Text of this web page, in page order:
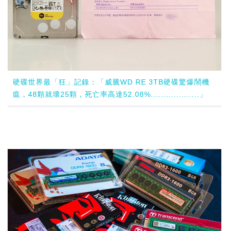
硬碟世界最「狂」記錄：「威騰WD RE 3TB硬碟驚爆鬧機
瘟，48顆就壞25顆，死亡率高達52.08%...................」